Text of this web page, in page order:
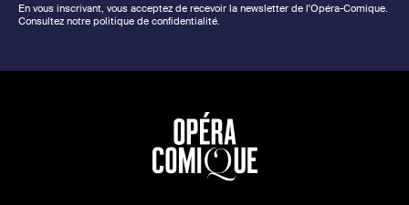
En vous inscrivant, vous acceptez de recevoir la newsletter de l'Opéra-Comique.
Consultez notre politique de confidentialité.